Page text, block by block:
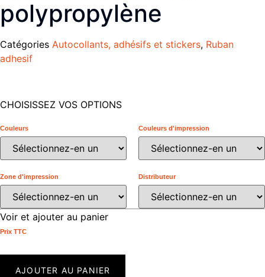
polypropylène
Catégories Autocollants, adhésifs et stickers, Ruban
adhesif
CHOISISSEZ VOS OPTIONS
Couleurs Couleurs d'impression
Zone d'impression Distributeur
Voir et ajouter au panier
Prix ​​TTC
AJOUTER AU PANIER